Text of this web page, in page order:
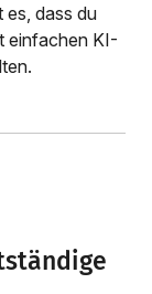
es, dass du
einfachen KI-